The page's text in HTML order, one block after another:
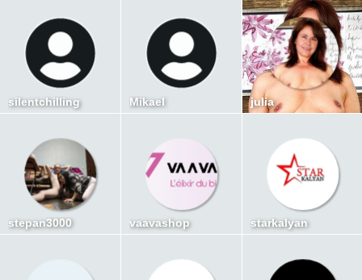
silentchilling Mikael julia
stepan3000 vaavashop starkalyan